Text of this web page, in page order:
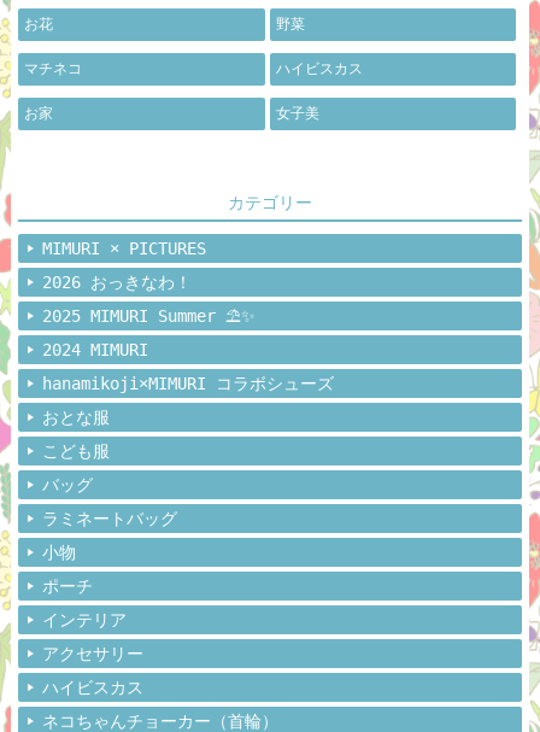
お花 野菜
マチネコ ハイビスカス
お家 女子美
カテゴリー
MIMURI × PICTURES
2026 おっきなわ！
2025 MIMURI Summer ⛱️✨
2024 MIMURI
hanamikoji×MIMURI コラボシューズ
おとな服
こども服
バッグ
ラミネートバッグ
小物
ポーチ
インテリア
アクセサリー
ハイビスカス
ネコちゃんチョーカー（首輪）